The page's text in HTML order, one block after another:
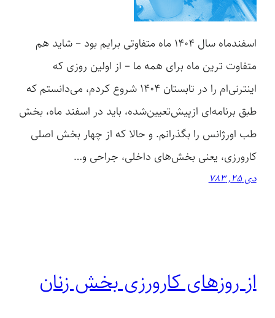
اسفندماه سال ۱۴۰۴ ماه متفاوتی برایم بود – شاید هم
متفاوت ترین ماه برای همه ما – از اولین روزی که
اینترنی‌ام را در تابستان 1404 شروع کردم، می‌دانستم که
طبق برنامه‌ای ازپیش‌تعیین‌شده، باید در اسفند ماه، بخش
طب اورژانس را بگذرانم. و حالا که از چهار بخش اصلی
کارورزی، یعنی بخش‌های داخلی، جراحی و…
دی 25, 783
از روزهای کارورزی بخش زنان